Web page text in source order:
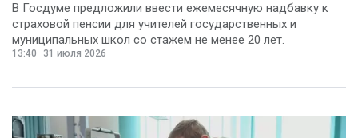
В Госдуме предложили ввести ежемесячную надбавку к
страховой пенсии для учителей государственных и
муниципальных школ со стажем не менее 20 лет.
13:40 31 июля 2026